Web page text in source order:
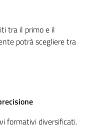
tra il primo e il
potrà scegliere tra
formativi diversificati.